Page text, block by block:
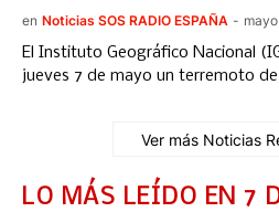
en Noticias SOS RADIO ESPAÑA -
El Instituto Geográfico Nacional
jueves 7 de mayo un terremoto
Ver más Noticias
LO MÁS LEÍDO EN 7